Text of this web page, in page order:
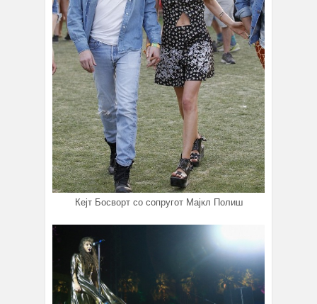
Кејт Босворт со сопругот Мајкл Полиш